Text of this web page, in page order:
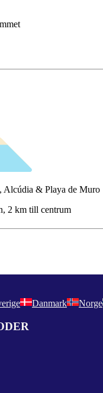
Alcúdia & Playa de Muro
2 km till centrum
Danmark Norge